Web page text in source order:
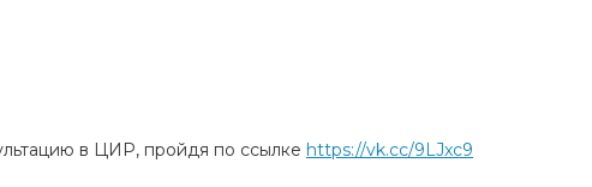
в ЦИР, пройдя по ссылке https://vk.cc/9LJxc9